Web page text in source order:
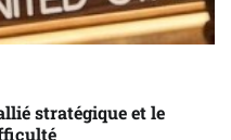
stratégique et le